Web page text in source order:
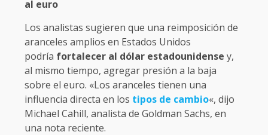
al euro
Los analistas sugieren que una reimposición de
aranceles amplios en Estados Unidos
podría fortalecer al dólar estadounidense y,
al mismo tiempo, agregar presión a la baja
sobre el euro. «Los aranceles tienen una
influencia directa en los tipos de cambio«, dijo
Michael Cahill, analista de Goldman Sachs, en
una nota reciente.